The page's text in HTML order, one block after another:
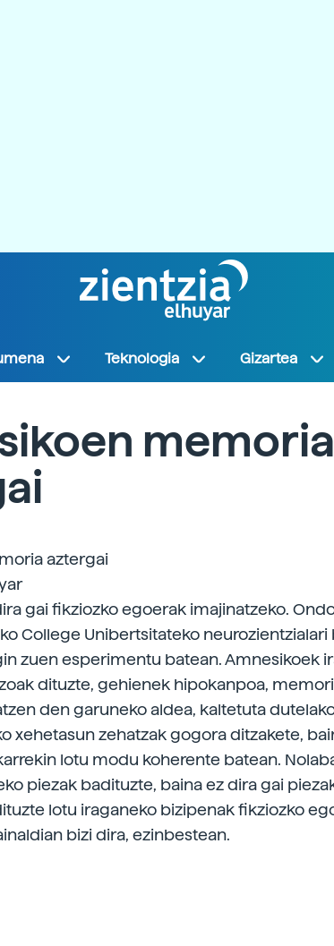
Teknologia Gizartea
memoria
aztergai
gai fikziozko egoerak imajinatzeko.
College Unibertsitateko neurozientzialari
zuen esperimentu batean. Amnesikoek
dituzte, gehienek hipokanpoa,
den garuneko aldea, kaltetuta
xehetasun zehatzak gogora ditzakete,
lotu modu koherente batean.
piezak badituzte, baina ez dira gai
lotu iraganeko bizipenak fikziozko
bizi dira, ezinbestean.